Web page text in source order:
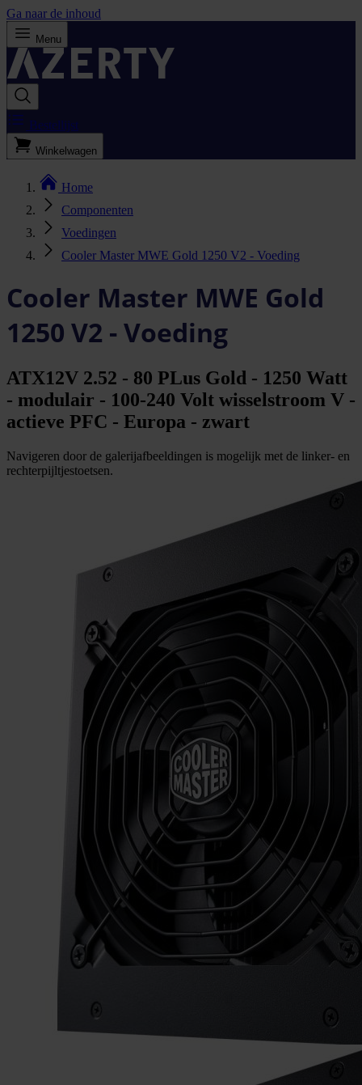
Ga naar de inhoud
Menu
Bestellijst
Winkelwagen
Home
Componenten
Voedingen
Cooler Master MWE Gold 1250 V2 - Voeding
Cooler Master MWE Gold
1250 V2 - Voeding
ATX12V 2.52 - 80 PLus Gold - 1250 Watt
- modulair - 100-240 Volt wisselstroom V -
actieve PFC - Europa - zwart
Navigeren door de galerijafbeeldingen is mogelijk met de linker- en
rechterpijltjestoetsen.